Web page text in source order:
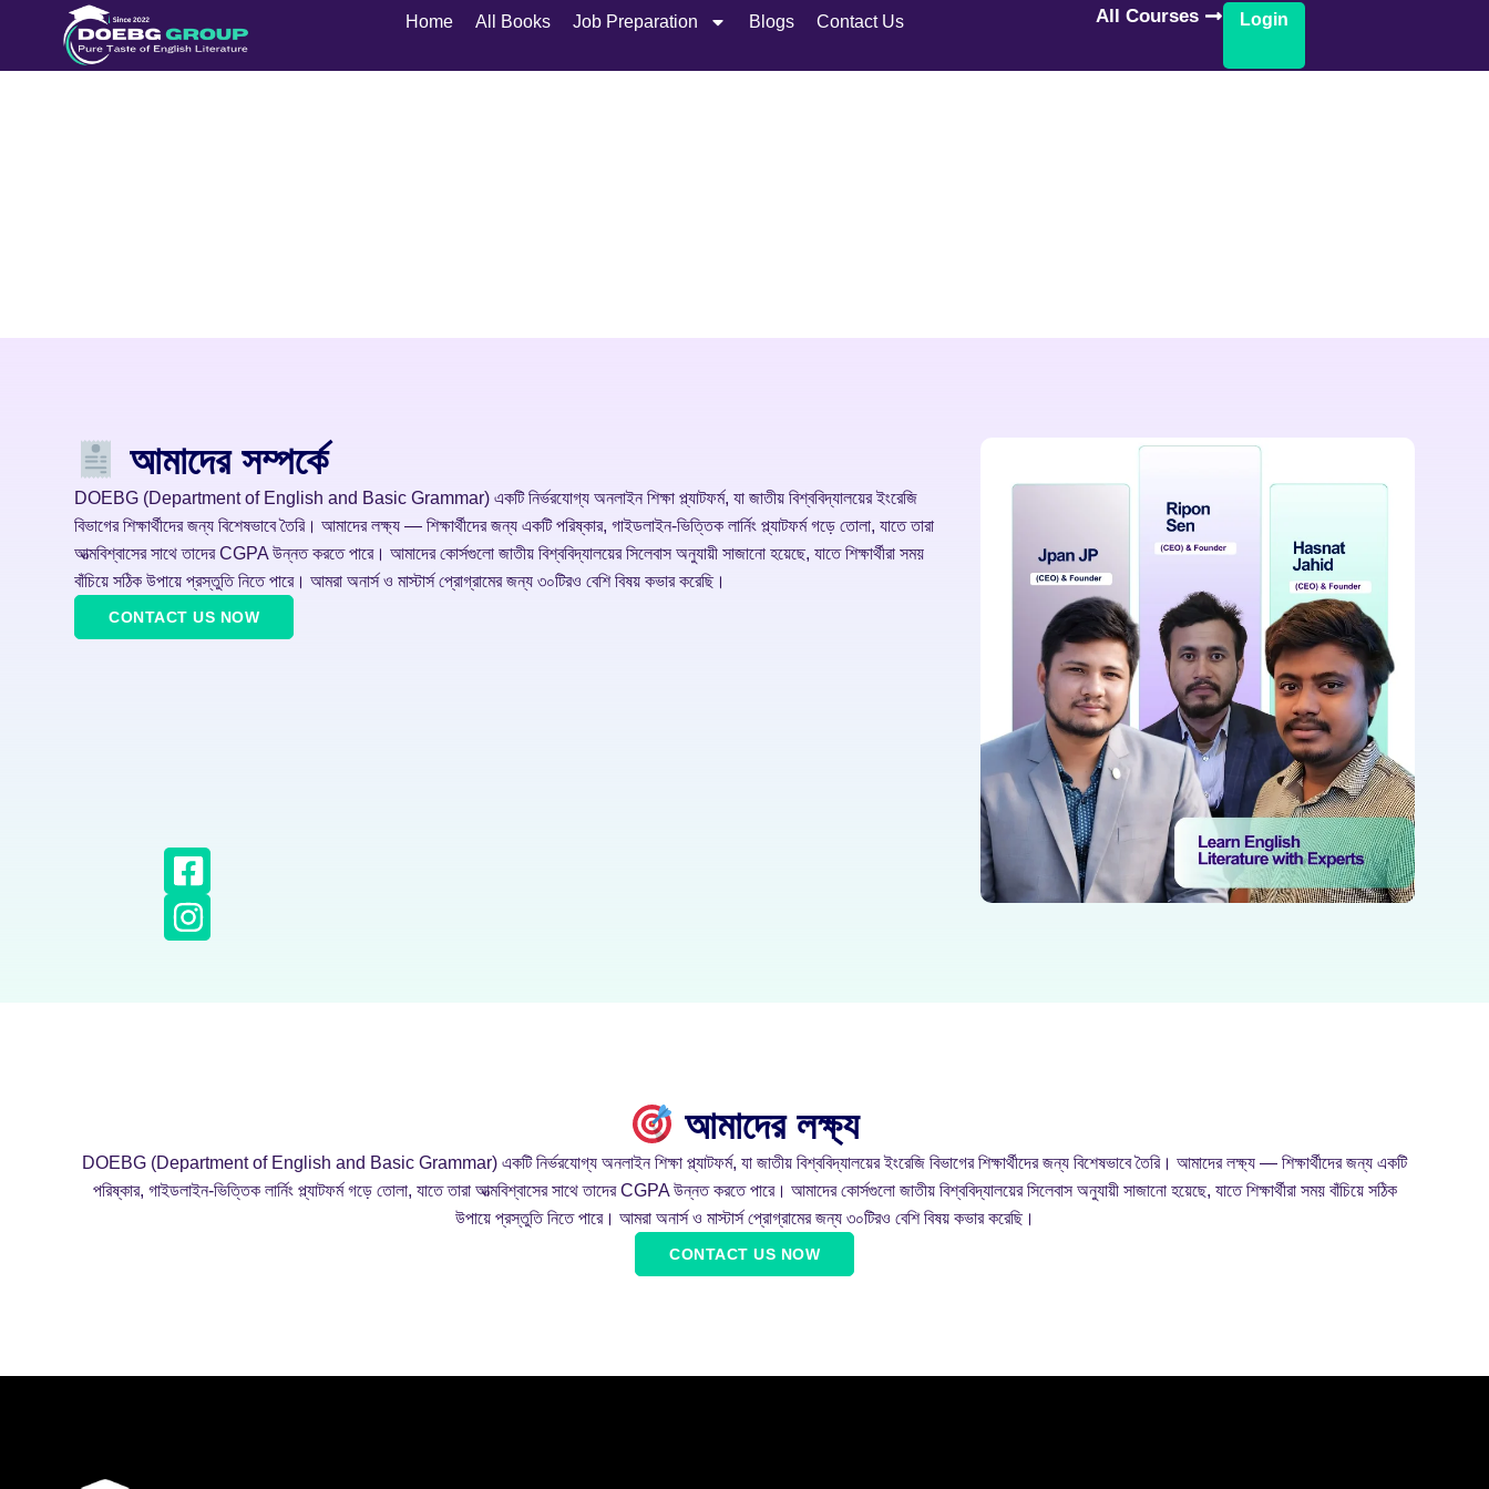
Home All Books Job Preparation Blogs Contact Us All Courses Login
আমাদের সম্পর্কে
DOEBG (Department of English and Basic Grammar) একটি নির্ভরযোগ্য অনলাইন শিক্ষা প্ল্যাটফর্ম, যা জাতীয় বিশ্ববিদ্যালয়ের ইংরেজি
বিভাগের শিক্ষার্থীদের জন্য বিশেষভাবে তৈরি। আমাদের লক্ষ্য — শিক্ষার্থীদের জন্য একটি পরিষ্কার, গাইডলাইন-ভিত্তিক লার্নিং প্ল্যাটফর্ম গড়ে তোলা, যাতে তারা
আত্মবিশ্বাসের সাথে তাদের CGPA উন্নত করতে পারে। আমাদের কোর্সগুলো জাতীয় বিশ্ববিদ্যালয়ের সিলেবাস অনুযায়ী সাজানো হয়েছে, যাতে শিক্ষার্থীরা সময়
বাঁচিয়ে সঠিক উপায়ে প্রস্তুতি নিতে পারে। আমরা অনার্স ও মাস্টার্স প্রোগ্রামের জন্য ৩০টিরও বেশি বিষয় কভার করেছি।
CONTACT US NOW
আমাদের লক্ষ্য
DOEBG (Department of English and Basic Grammar) একটি নির্ভরযোগ্য অনলাইন শিক্ষা প্ল্যাটফর্ম, যা জাতীয় বিশ্ববিদ্যালয়ের ইংরেজি বিভাগের শিক্ষার্থীদের জন্য বিশেষভাবে তৈরি। আমাদের লক্ষ্য — শিক্ষার্থীদের জন্য একটি
পরিষ্কার, গাইডলাইন-ভিত্তিক লার্নিং প্ল্যাটফর্ম গড়ে তোলা, যাতে তারা আত্মবিশ্বাসের সাথে তাদের CGPA উন্নত করতে পারে। আমাদের কোর্সগুলো জাতীয় বিশ্ববিদ্যালয়ের সিলেবাস অনুযায়ী সাজানো হয়েছে, যাতে শিক্ষার্থীরা সময় বাঁচিয়ে সঠিক
উপায়ে প্রস্তুতি নিতে পারে। আমরা অনার্স ও মাস্টার্স প্রোগ্রামের জন্য ৩০টিরও বেশি বিষয় কভার করেছি।
CONTACT US NOW